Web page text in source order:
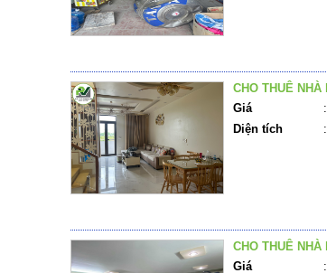
CHO THUÊ NHÀ
Giá
:
Diện tích
:
CHO THUÊ
Giá
: